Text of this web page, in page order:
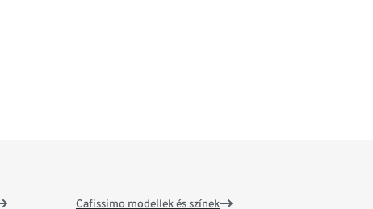
Cafissimo modellek és színek